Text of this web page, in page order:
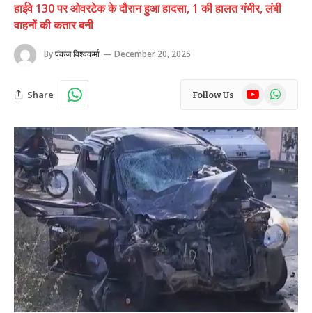
हाईवे 130 पर ओवरटेक के दौरान हुआ हादसा, 1 की हालत गंभीर, लंबी
वाहनों की कतार बनी
Byपंकज विश्वकर्मा December 20, 2025
Share Follow Us YouTubeWhatsApp